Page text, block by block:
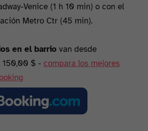
Venice (1 h 10 min) o con el
Metro Ctr (45 min).
en el barrio van desde
150,00 $ - compara los mejores